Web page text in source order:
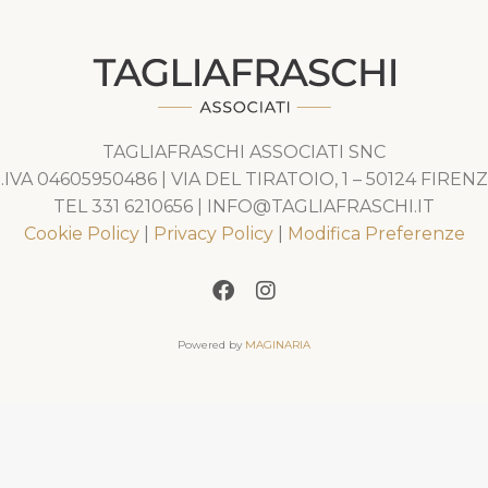
TAGLIAFRASCHI ASSOCIATI SNC
04605950486 | VIA DEL TIRATOIO, 1 – 50124
TEL 331 6210656 | INFO@TAGLIAFRASCHI.IT
Cookie Policy| Privacy Policy| Modifica Preferenze
Powered by MAGINARIA